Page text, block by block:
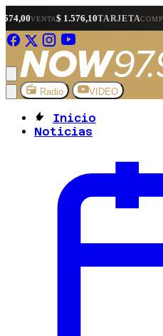
$ 1.576,10TARJETACOMPRA$ 1.911,00
Radio VIDEO
Inicio
Noticias